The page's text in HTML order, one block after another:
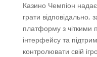
Казино Чемпіон
грати відповідально,
платформу з чіткими
інтерфейсу та
контролювати свій